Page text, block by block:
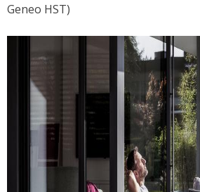
Geneo HST)